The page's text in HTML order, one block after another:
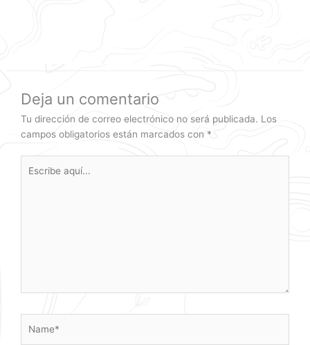
Deja un comentario
Tu dirección de correo electrónico no será publicada. Los
campos obligatorios están marcados con *
aquí...